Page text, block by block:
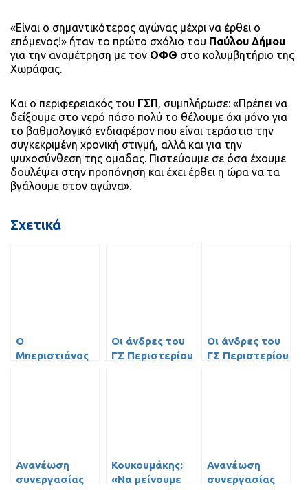
«Είναι ο σημαντικότερος αγώνας μέχρι να έρθει ο
επόμενος!» ήταν το πρώτο σχόλιο του Παύλου Δήμου
για την αναμέτρηση με τον ΟΦΘ στο κολυμβητήριο της
Χωράφας.
Και ο περιφερειακός του ΓΣΠ, συμπλήρωσε: «Πρέπει να
δείξουμε στο νερό πόσο πολύ το θέλουμε όχι μόνο για
το βαθμολογικό ενδιαφέρον που είναι τεράστιο την
συγκεκριμένη χρονική στιγμή, αλλά και για την
ψυχοσύνθεση της ομαδας. Πιστεύουμε σε όσα έχουμε
δουλέψει στην προπόνηση και έχει έρθει η ώρα να τα
βγάλουμε στον αγώνα».
Σχετικά
Ο
Μπεριστιάνος
Οι άνδρες του
ΓΣ Περιστερίου
Οι άνδρες του
ΓΣ Περιστερίου
Ελλάδας
Ανανέωση
συνεργασίας
Κουκουμάκης:
«Να μείνουμε
Ανανέωση
συνεργασίας